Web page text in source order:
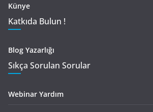
Künye
Katkıda Bulun !
Blog Yazarlığı
Sıkça Sorulan Sorular
Webinar Yardım